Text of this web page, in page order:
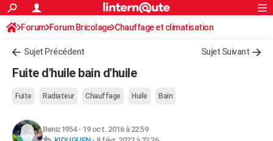
ACTUALITÉS
Politique
Société
Faits Divers
Education
Monde
Villes
+
Essais
Réserver un essai
Citadines
Berlines
SUV
Forum auto
+HIGH-TECH
Rechercher
S'inscrire
Connexion
Forum Forum Bricolage Chauffage et climatisation
Sujet Précédent Sujet Suivant
Fuite d'huile bain d'huile
Fuite Radiateur Chauffage Huile Bain
Beniz1954- 19 oct. 2016 à 22:59